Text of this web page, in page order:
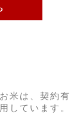
米は、契約有
しています。